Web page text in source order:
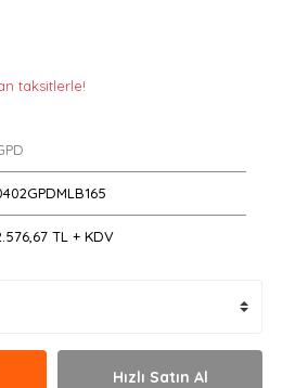
taksitlerle!
TL + KDV
Hızlı Satın Al